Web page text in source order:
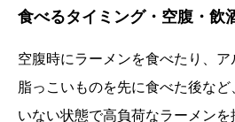
食べるタイミング・空腹・飲
空腹時にラーメンを食べたり、ア
脂っこいものを先に食べた後な
いない状態で高負荷なラーメンを